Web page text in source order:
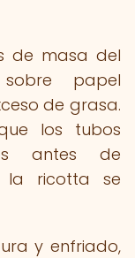
de masa del
papel
de grasa.
los tubos
antes de
la ricotta se
y enfriado,